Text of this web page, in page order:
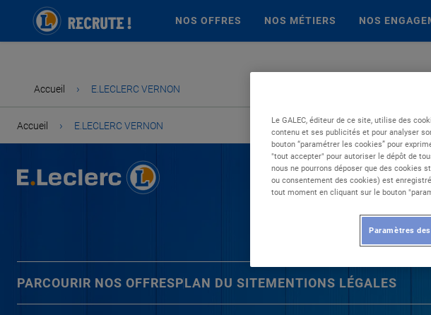
NOS OFFRES NOS MÉTIERS NOS
Accueil › E.LECLERC VERNON
Accueil › E.LECLERC VERNON
PARCOURIR NOS OFFRESPLAN DU SITEMENTIONS LÉGALES
Le GALEC, éditeur de ce site, utilise des
contenu et ses publicités et pour analyser
bouton “paramétrer les cookies” pour
"tout accepter" pour autoriser le dépôt de
nous ne pourrons déposer que des cookies
ou consentement des cookies) est
tout moment en cliquant sur le bouton
Paramètres